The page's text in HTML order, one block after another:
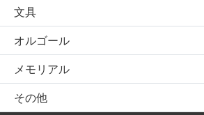
文具
オルゴール
メモリアル
その他